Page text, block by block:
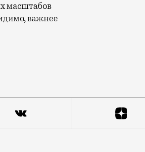
масштабов
важнее
тысячи тонн смеси